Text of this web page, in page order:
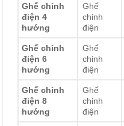
Ghế chỉnh
điện 4
hướng
Ghế
chỉnh
điện
Ghế chỉnh
điện 6
hướng
Ghế
chỉnh
điện
Ghế chỉnh
điện 8
hướng
Ghế
chỉnh
điện